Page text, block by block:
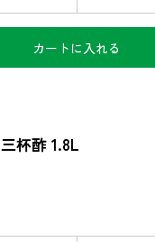
三杯酢 1.8L